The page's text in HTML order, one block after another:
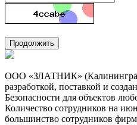
Продолжить
ООО «ЗЛАТНИК»
разработкой, поставкой и
Безопасности для объектов
Количество сотрудников на
большинство сотрудников